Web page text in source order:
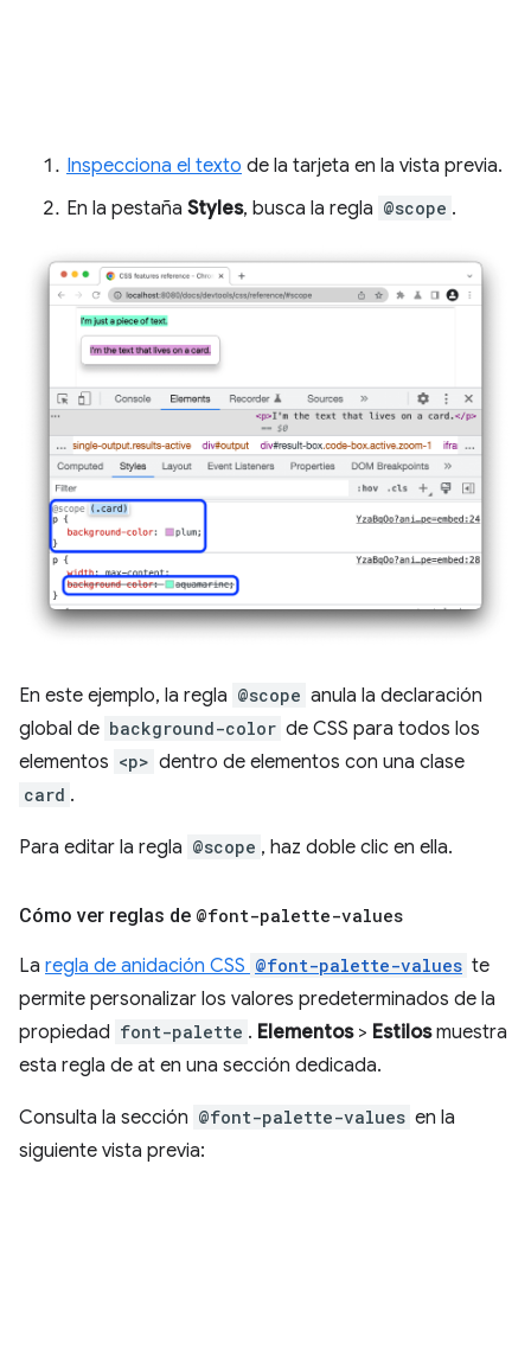
Inspecciona el texto de la tarjeta en la vista previa.
En la pestaña Styles, busca la regla @scope .
En este ejemplo, la regla @scope anula la declaración
global de background-color de CSS para todos los
elementos <p> dentro de elementos con una clase
card .
Para editar la regla @scope , haz doble clic en ella.
Cómo ver reglas de @font-palette-values
La regla de anidación CSS @font-palette-values te
permite personalizar los valores predeterminados de la
propiedad font-palette . Elementos> Estilosmuestra
esta regla de at en una sección dedicada.
Consulta la sección @font-palette-values en la
siguiente vista previa: